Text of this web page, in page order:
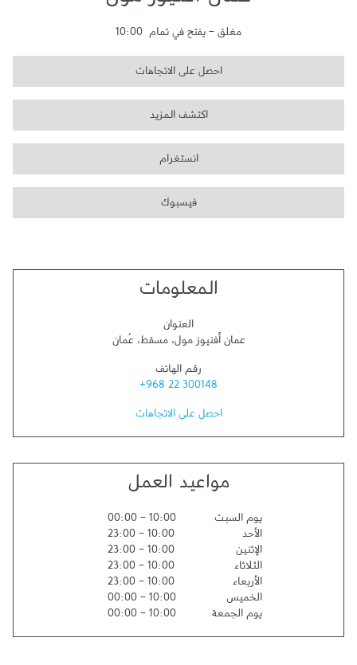
مغلق - يفتح في تمام 10:00
احصل على الاتجاهات
اكتشف المزيد
انستغرام
فيسبوك
المعلومات
العنوان
عمان أفنيوز مول،مسقط، عُمان
رقم الهاتف
+968 22 300148
احصل على الاتجاهات
مواعيد العمل
يوم السبت 10:00
-
00:00
الأحد
10:00
-
23:00
الإثنين
10:00
-
23:00
الثلاثاء
10:00
-
23:00
الأربعاء
10:00
-
23:00
الخميس
10:00
-
00:00
يوم الجمعة
10:00
-
00:00